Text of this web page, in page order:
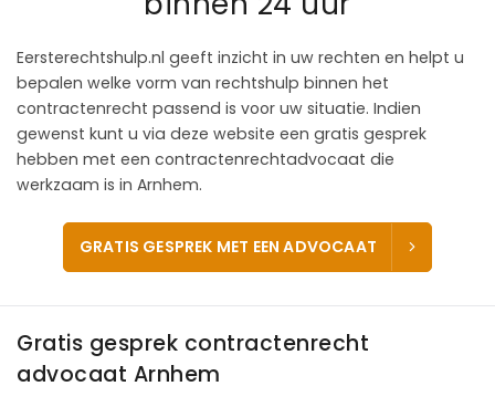
Eersterechtshulp.nl geeft inzicht in uw rechten en helpt u
bepalen welke vorm van rechtshulp binnen het
contractenrecht passend is voor uw situatie. Indien
gewenst kunt u via deze website een gratis gesprek
hebben met een contractenrechtadvocaat die
werkzaam is in Arnhem.
GRATIS GESPREK MET EEN ADVOCAAT
Gratis gesprek contractenrecht
advocaat Arnhem